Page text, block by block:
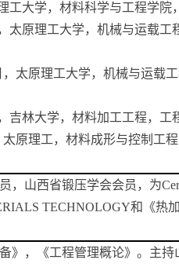
工大学，材料科学与工程学院
太原理工大学，机械与运载工
，太原理工大学，机械与运载
吉林大学，材料加工工程，工
太原理工，材料成形与控制工
，山西省锻压学会会员，为
TECHNOLOGY和《热
》，《工程管理概论》。主持